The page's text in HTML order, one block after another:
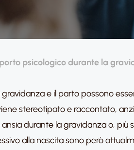
psicologico durante la
gravidanza e il parto possono
stereotipato e raccontato,
durante la gravidanza o, più
alla nascita sono però